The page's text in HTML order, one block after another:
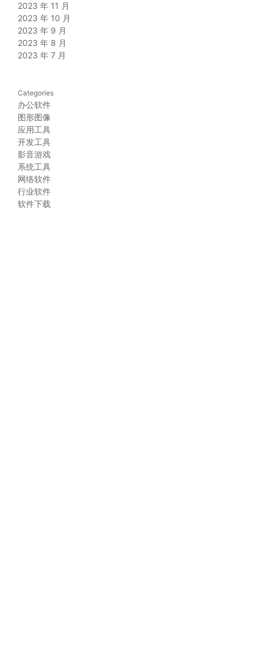
2023 年 11 月
2023 年 10 月
2023 年 9 月
2023 年 8 月
2023 年 7 月
Categories
办公软件
图形图像
应用工具
开发工具
影音游戏
系统工具
网络软件
行业软件
软件下载